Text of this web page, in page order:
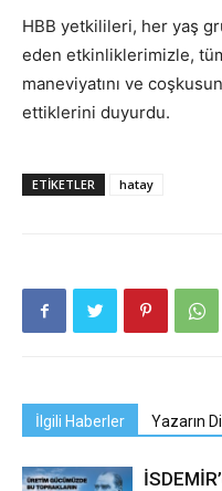
HBB yetkilileri, her yaş
eden etkinliklerimizle,
maneviyatını ve
ettiklerini duyurdu.
ETIKETLER hatay
İlgili Haberler Yazarın